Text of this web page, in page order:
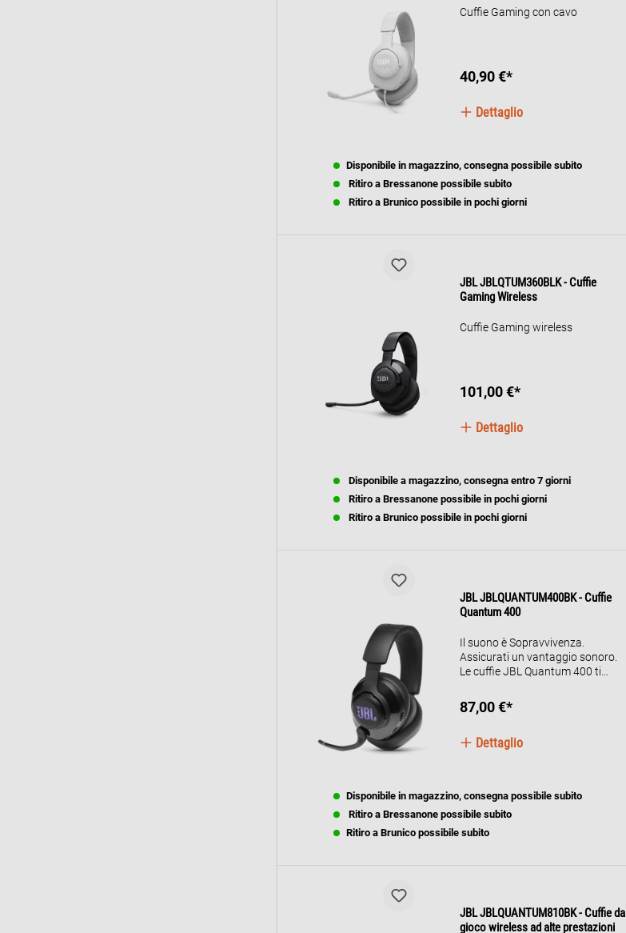
Cuffie Gaming con cavo
40,90 €*
Dettaglio
Disponibile in magazzino, consegna possibile subito
Ritiro a Bressanone possibile subito
Ritiro a Brunico possibile in pochi giorni
JBL JBLQTUM360BLK - Cuffie
Gaming Wireless
Cuffie Gaming wireless
101,00 €*
Dettaglio
Disponibile a magazzino, consegna entro 7 giorni
Ritiro a Bressanone possibile in pochi giorni
Ritiro a Brunico possibile in pochi giorni
JBL JBLQUANTUM400BK - Cuffie
Quantum 400
Il suono è Sopravvivenza.
Assicurati un vantaggio sonoro.
Le cuffie JBL Quantum 400 ti
agli altri con il suono surround
che ti coinvolge nel gioco e ti
mossa. Progettato per la
prestazioni per assicurarti un
vero vantaggio in battaglia. JBL
Quantum 400 dispone anche di
TeamSpeak e altro ancora. Un
87,00 €*
Dettaglio
Disponibile in magazzino, consegna possibile subito
Ritiro a Bressanone possibile subito
Ritiro a Brunico possibile subito
JBL JBLQUANTUM810BK - Cuffie da
gioco wireless ad alte prestazioni